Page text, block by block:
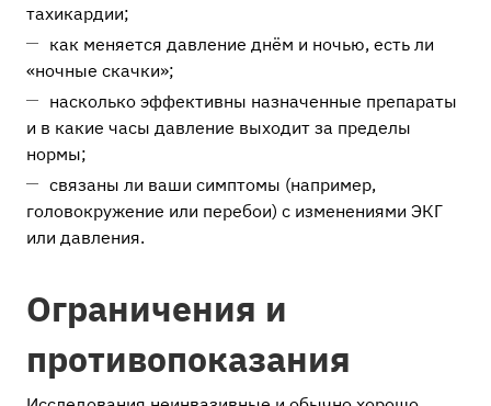
тахикардии;
как меняется давление днём и ночью, есть ли
«ночные скачки»;
насколько эффективны назначенные препараты
и в какие часы давление выходит за пределы
нормы;
связаны ли ваши симптомы (например,
головокружение или перебои) с изменениями ЭКГ
или давления.
Ограничения и
противопоказания